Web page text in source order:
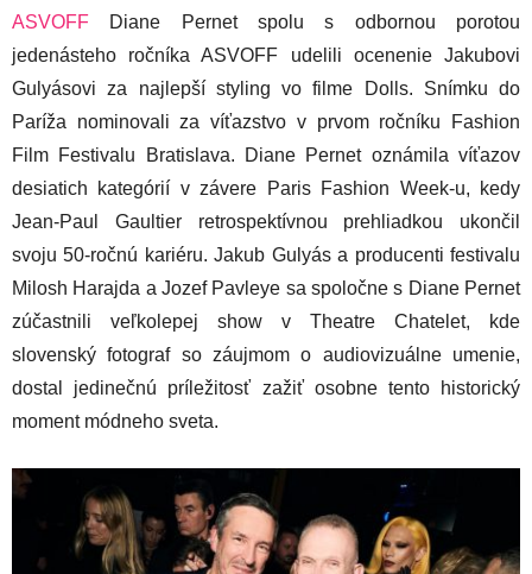
ASVOFF Diane Pernet spolu s odbornou porotou
jedenásteho ročníka ASVOFF udelili ocenenie Jakubovi
Gulyásovi za najlepší styling vo filme Dolls. Snímku do
Paríža nominovali za víťazstvo v prvom ročníku Fashion
Film Festivalu Bratislava. Diane Pernet oznámila víťazov
desiatich kategórií v závere Paris Fashion Week-u, kedy
Jean-Paul Gaultier retrospektívnou prehliadkou ukončil
svoju 50-ročnú kariéru. Jakub Gulyás a producenti festivalu
Milosh Harajda a Jozef Pavleye sa spoločne s Diane Pernet
zúčastnili veľkolepej show v Theatre Chatelet, kde
slovenský fotograf so záujmom o audiovizuálne umenie,
dostal jedinečnú príležitosť zažiť osobne tento historický
moment módneho sveta.